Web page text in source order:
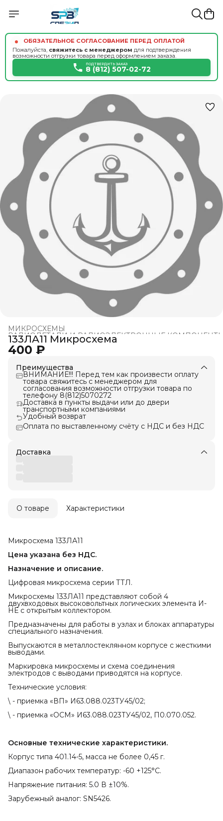
ОБЯЗАТЕЛЬНОЕ СОГЛАСОВАНИЕ ПЕРЕД ОПЛАТОЙ
Пожалуйста, свяжитесь с менеджером для подтверждения
возможности отгрузки товара перед оформлением заказа.
ПОДТВЕРДИТЬ ЗАКАЗ
8 (812) 507-02-72
МИКРОСХЕМЫ
РАДИОДЕТАЛИ И РАДИОЭЛЕКТРОННЫЕ
Главная
133ЛА11 Микросхема
400 ₽
Преимущества
ВНИМАНИЕ!!! Перед тем как произвести оплату
товара свяжитесь с менеджером для
согласования возможности отгрузки товара по
телефону 8(812)5070272
Доставка в пункты выдачи или до двери
транспортными компаниями
Удобный возврат
Оплата по выставленному счёту с НДС и без НДС
Доставка
О товаре Характеристики
Микросхема 133ЛА11
Цена указана без НДС.
Назначение и описание.
Цифровая микросхема серии ТТЛ.
Микросхемы 133ЛА11 представляют собой 4
двухвходовых высоковольтных логических элемента И-
НЕ с открытым коллектором.
Предназначены для работы в узлах и блоках аппаратуры
специального назначения.
Выпускаются в металлостеклянном корпусе с жесткими
выводами.
Маркировка микросхемы и схема соединения
электродов с выводами приводятся на корпусе.
Технические условия:
\ - приемка «ВП» И63.088.023ТУ45/02;
\ - приемка «ОСМ» И63.088.023ТУ45/02, П0.070.052.
Основные технические характеристики.
Корпус типа 401.14-5, масса не более 0,45 г.
Диапазон рабочих температур: -60 +125°С.
Напряжение питания: 5.0 В ±10%.
Зарубежный аналог: SN5426.